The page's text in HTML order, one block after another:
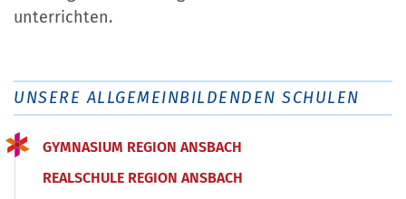
unterrichten.
UNSERE ALLGEMEINBILDENDEN SCHULEN
GYMNASIUM REGION ANSBACH
REALSCHULE REGION ANSBACH